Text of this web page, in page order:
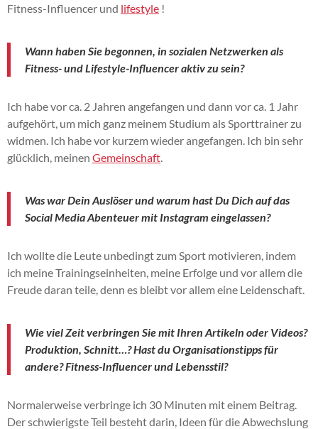
Fitness-Influencer und lifestyle !
Wann haben Sie begonnen, in sozialen Netzwerken als
Fitness- und Lifestyle-Influencer aktiv zu sein?
Ich habe vor ca. 2 Jahren angefangen und dann vor ca. 1 Jahr
aufgehört, um mich ganz meinem Studium als Sporttrainer zu
widmen. Ich habe vor kurzem wieder angefangen. Ich bin sehr
glücklich, meinen Gemeinschaft
Was war Dein Auslöser und warum hast Du Dich auf das
Social Media Abenteuer mit Instagram eingelassen?
Ich wollte die Leute unbedingt zum Sport motivieren, indem
ich meine Trainingseinheiten, meine Erfolge und vor allem die
Freude daran teile, denn es bleibt vor allem eine Leidenschaft.
Wie viel Zeit verbringen Sie mit Ihren Artikeln oder Videos?
Produktion, Schnitt…? Hast du Organisationstipps für
andere?Fitness-Influencerund Lebensstil?
Normalerweise verbringe ich 30 Minuten mit einem Beitrag.
Der schwierigste Teil besteht darin, Ideen für die Abwechslung